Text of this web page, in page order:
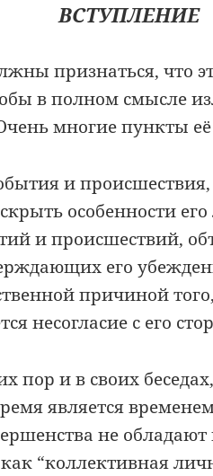
ВСТУПЛЕНИЕ
признаться, что
в полном смысле
многие пункты
и
особенности
и происшествий,
его
причиной
несогласие с его
пор и в своих
является
не
“коллективная